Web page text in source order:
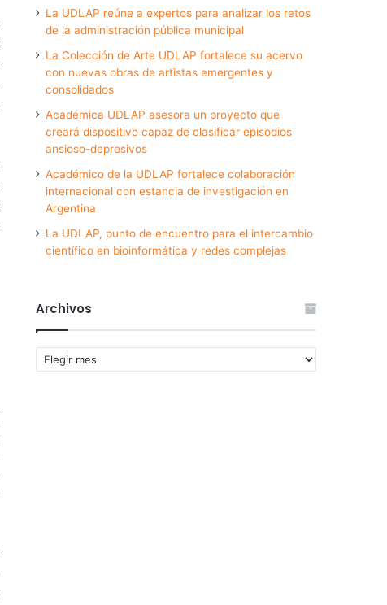
La UDLAP reúne a expertos para analizar los retos
de la administración pública municipal
La Colección de Arte UDLAP fortalece su acervo
con nuevas obras de artistas emergentes y
consolidados
Académica UDLAP asesora un proyecto que
creará dispositivo capaz de clasificar episodios
ansioso-depresivos
Académico de la UDLAP fortalece colaboración
internacional con estancia de investigación en
Argentina
La UDLAP, punto de encuentro para el intercambio
científico en bioinformática y redes complejas
Archivos
Archivos